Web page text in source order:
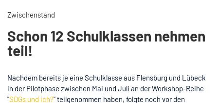
Zwischenstand
Schon 12 Schulklassen nehmen
teil!
Nachdem bereits je eine Schulklasse aus Flensburg und Lübeck
in der Pilotphase zwischen Mai und Juli an der Workshop-Reihe
"SDGs und ich?" teilgenommen haben, folgte noch vor den